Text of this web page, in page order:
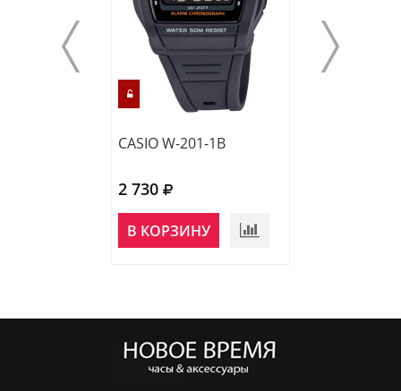
CASIO W-201-1B
2 730
В КОРЗИНУ